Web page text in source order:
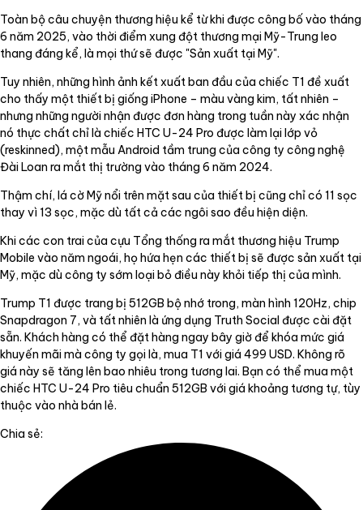
Toàn bộ câu chuyện thương hiệu kể từ khi được công bố vào tháng
6 năm 2025, vào thời điểm xung đột thương mại Mỹ-Trung leo
thang đáng kể, là mọi thứ sẽ được "Sản xuất tại Mỹ".
Tuy nhiên, những hình ảnh kết xuất ban đầu của chiếc T1 đề xuất
cho thấy một thiết bị giống iPhone – màu vàng kim, tất nhiên –
nhưng những người nhận được đơn hàng trong tuần này xác nhận
nó thực chất chỉ là chiếc HTC U-24 Pro được làm lại lớp vỏ
(reskinned), một mẫu Android tầm trung của công ty công nghệ
Đài Loan ra mắt thị trường vào tháng 6 năm 2024.
Thậm chí, lá cờ Mỹ nổi trên mặt sau của thiết bị cũng chỉ có 11 sọc
thay vì 13 sọc, mặc dù tất cả các ngôi sao đều hiện diện.
Khi các con trai của cựu Tổng thống ra mắt thương hiệu Trump
Mobile vào năm ngoái, họ hứa hẹn các thiết bị sẽ được sản xuất tại
Mỹ, mặc dù công ty sớm loại bỏ điều này khỏi tiếp thị của mình.
Trump T1 được trang bị 512GB bộ nhớ trong, màn hình 120Hz, chip
Snapdragon 7, và tất nhiên là ứng dụng Truth Social được cài đặt
sẵn. Khách hàng có thể đặt hàng ngay bây giờ để khóa mức giá
khuyến mãi mà công ty gọi là, mua T1 với giá 499 USD. Không rõ
giá này sẽ tăng lên bao nhiêu trong tương lai. Bạn có thể mua một
chiếc HTC U-24 Pro tiêu chuẩn 512GB với giá khoảng tương tự, tùy
thuộc vào nhà bán lẻ.
Chia sẻ: